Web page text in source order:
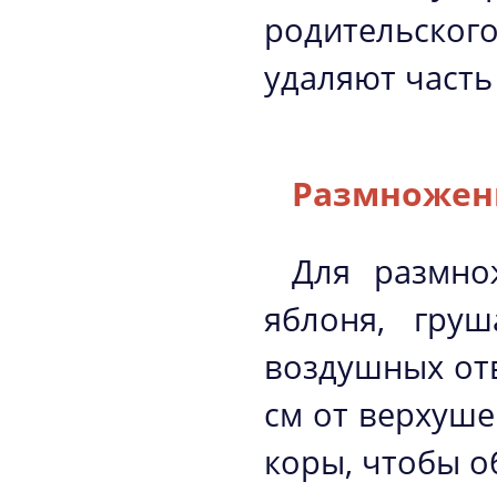
удаляют
Для
яблоня,
воздушных
см от
коры, чтобы